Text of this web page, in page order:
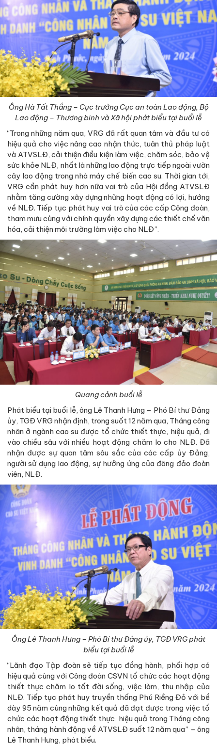
Ông Hà Tất Thắng – Cục trưởng Cục an toàn Lao động, Bộ
Lao động – Thương binh và Xã hội phát biểu tại buổi lễ
“Trong những năm qua, VRG đã rất quan tâm và đầu tư có
hiệu quả cho việc nâng cao nhận thức, tuân thủ pháp luật
và ATVSLĐ, cải thiện điều kiện làm việc, chăm sóc, bảo vệ
sức khỏe NLĐ, nhất là những lao động trực tiếp ngoài vườn
cây lao động trong nhà máy chế biến cao su. Thời gian tới,
VRG cần phát huy hơn nữa vai trò của Hội đồng ATVSLĐ
nhằm tăng cường xây dựng những hoạt động có lợi, hướng
về NLĐ. Tiếp tục phát huy vai trò của các cấp Công đoàn,
tham mưu cùng với chính quyền xây dựng các thiết chế văn
hóa, cải thiện môi trường làm việc cho NLĐ”.
Quang cảnh buổi lễ
Phát biểu tại buổi lễ, ông Lê Thanh Hưng – Phó Bí thư Đảng
ủy, TGĐ VRG nhận định, trong suốt 12 năm qua, Tháng công
nhân ở ngành cao su được tổ chức thiết thực, hiệu quả, đi
vào chiều sâu với nhiều hoạt động chăm lo cho NLĐ. Đã
nhận được sự quan tâm sâu sắc của các cấp ủy Đảng,
người sử dụng lao động, sự hưởng ứng của đông đảo đoàn
viên, NLĐ.
Ông Lê Thanh Hưng – Phó Bí thư Đảng ủy, TGĐ VRG phát
biểu tại buổi lễ
“Lãnh đạo Tập đoàn sẽ tiếp tục đồng hành, phối hợp có
hiệu quả cùng với Công đoàn CSVN tổ chức các hoạt động
thiết thực chăm lo tốt đời sống, việc làm, thu nhập của
NLĐ. Tiếp tục phát huy truyền thống Phú Riềng Đỏ với bề
dày 95 năm cùng những kết quả đã đạt được trong việc tổ
chức các hoạt động thiết thực, hiệu quả trong Tháng công
nhân, tháng hành động về ATVSLĐ suốt 12 năm qua” – ông
Lê Thanh Hưng, phát biểu.